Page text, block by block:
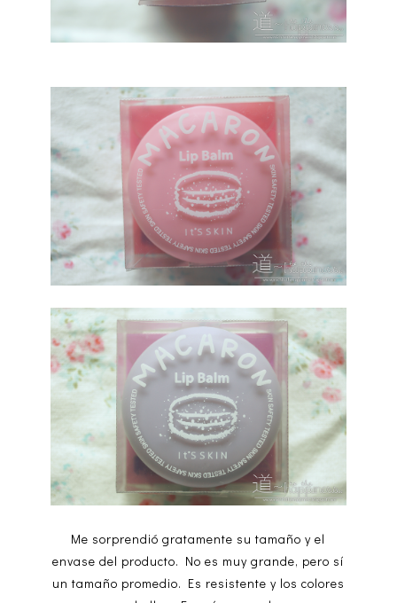
Me sorprendió gratamente su tamaño y el
envase del producto. No es muy grande, pero sí
un tamaño promedio. Es resistente y los colores